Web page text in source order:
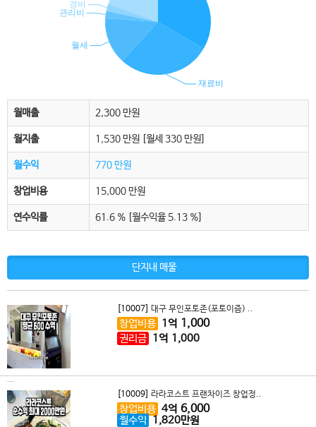
월매출 2,300 만원
월지출 1,530 만원 [월세 330 만원]
월수익 770 만원
창업비용 15,000 만원
연수익률 61.6 % [월수익율 5.13 %]
단지내 매물
[10007] 대구 무인포토존(포토이즘) ..
창업비용 1 억 1,000
권리금 1 억 1,000
[10009] 라라코스트 프랜차이즈 창업정..
창업비용 4억 6,000
월수익 1,820만원